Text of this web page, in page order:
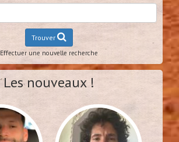
Trouver
Effectuer une nouvelle recherche
Les nouveaux !